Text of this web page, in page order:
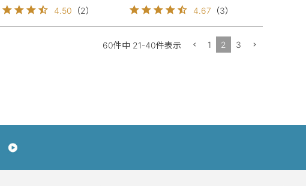
4.50 （2）
4.67 （3）
60件中 21-40件表示 1 2 3